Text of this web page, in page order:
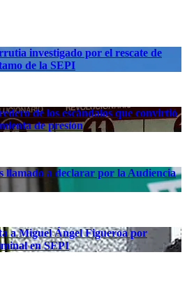
investigado por el rescate de
de la SEPI
de los escándalos que convirtió
de presión
llamado a declarar por la Audiencia
a Miguel Ángel Figueroa por
en SEPI